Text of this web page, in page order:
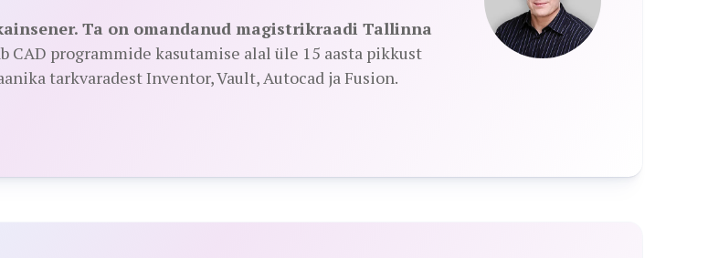
Ta on omandanud magistrikraadi Tallinna
CAD programmide kasutamise alal üle 15 aasta pikkust
tarkvaradest Inventor, Vault, Autocad ja Fusion.